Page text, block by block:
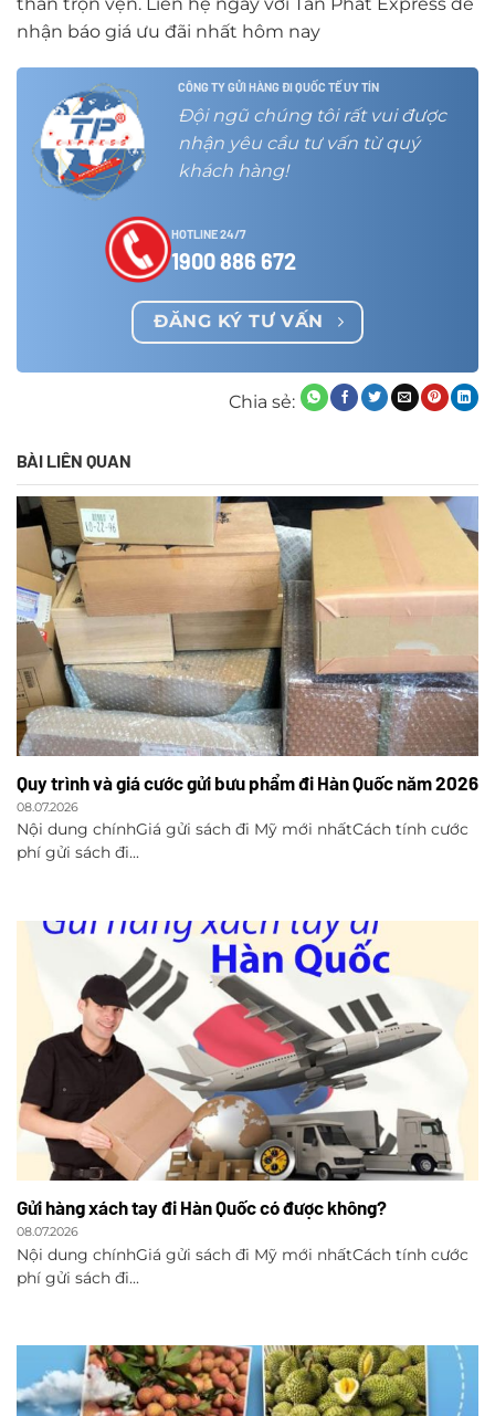
nhận báo giá ưu đãi nhất hôm nay
CÔNG TY GỬI HÀNG ĐI QUỐC TẾ UY TÍN
Đội ngũ chúng tôi rất vui được
nhận yêu cầu tư vấn từ quý
khách hàng!
HOTLINE 24/7
1900 886 672
ĐĂNG KÝ TƯ VẤN
Chia sẻ:
BÀI LIÊN QUAN
Quy trình và giá cước gửi bưu phẩm đi Hàn Quốc năm 2026
08.07.2026
Nội dung chínhGiá gửi sách đi Mỹ mới nhấtCách tính cước
phí gửi sách đi...
Gửi hàng xách tay đi Hàn Quốc có được không?
08.07.2026
Nội dung chínhGiá gửi sách đi Mỹ mới nhấtCách tính cước
phí gửi sách đi...